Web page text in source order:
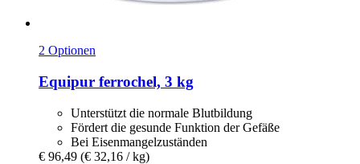
2 Optionen
Equipur ferrochel, 3 kg
Unterstützt die normale Blutbildung
Fördert die gesunde Funktion der Gefäße
Bei Eisenmangelzuständen
€ 96,49 (€ 32,16 / kg)